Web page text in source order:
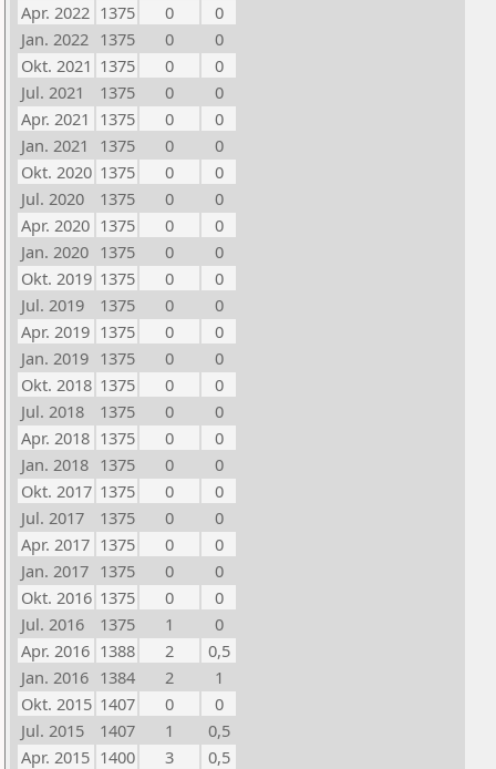
Apr. 2022 1375 0
0
Jan. 2022 1375 0
0
Okt. 2021 1375 0
0
Jul. 2021
1375 0
0
Apr. 2021 1375 0
0
Jan. 2021
1375 0
0
Okt. 2020 1375 0
0
Jul. 2020
1375 0
0
Apr. 2020 1375 0
0
Jan. 2020 1375 0
0
Okt. 2019 1375 0
0
Jul. 2019
1375 0
0
Apr. 2019 1375 0
0
Jan. 2019 1375 0
0
Okt. 2018 1375 0
0
Jul. 2018
1375 0
0
Apr. 2018 1375 0
0
Jan. 2018 1375 0
0
Okt. 2017 1375 0
0
Jul. 2017
1375 0
0
Apr. 2017 1375 0
0
Jan. 2017 1375 0
0
Okt. 2016 1375 0
0
Jul. 2016
1375 1
0
Apr. 2016 1388 2
0,5
Jan. 2016 1384 2
1
Okt. 2015 1407 0
0
Jul. 2015
1407 1
0,5
Apr. 2015 1400 3
0,5